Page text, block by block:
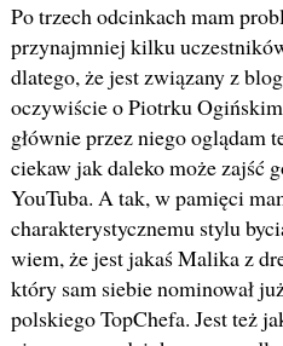
Po trzech odcinkach mam
przynajmniej kilku
dlatego, że jest związany z
oczywiście o Piotrku
głównie przez niego oglądam
ciekaw jak daleko może zajść
YouTuba. A tak, w pamięci
charakterystycznemu stylu
wiem, że jest jakaś Malika z
który sam siebie nominował
polskiego TopChefa. Jest też